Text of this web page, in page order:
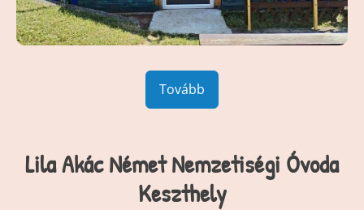
Tovább
Lila Akác Német Nemzetiségi Óvoda
Keszthely